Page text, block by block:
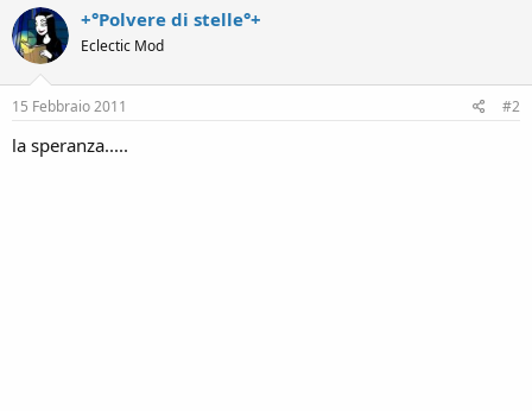
+°Polvere di stelle°+
Eclectic Mod
15 Febbraio 2011 #2
la speranza.....